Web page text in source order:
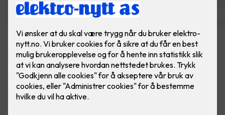
Ny innmat i sikringsskap
Ferdig montert - Grunnpris